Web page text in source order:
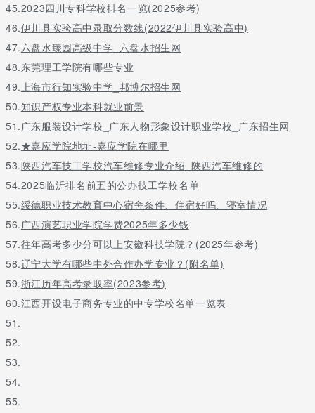
45.2023四川专科学校排名一览(2025参考)
46.伊川县实验高中录取分数线(2022伊川县实验高中)
47.六盘水臻园高级中学_六盘水招生网
48.东莞理工学院有哪些专业
49.上海市行知实验中学_邦博尔招生网
50.知识产权专业本科就业前景
51.广东服装设计学校_广东人物形象设计职业学校_广东招生网
52.★嘉应学院地址-嘉应学院在哪里
53.陕西汽车技工学校汽车维修专业介绍_陕西汽车维修的
54.2025临沂排名前五的公办技工学校名单
55.绥德职业技术教育中心宿舍条件、住宿好吗、寝室情况
56.广西演艺职业学院学费2025年多少钱
57.往年高考多少分可以上安徽科技学院？(2025年参考)
58.辽宁大学有哪些中外合作办学专业？(附名单)
59.浙江历年高考录取率(2023参考)
60.江西开设电子商务专业的中专学校名单一览表
51.
52.
53.
54.
55.